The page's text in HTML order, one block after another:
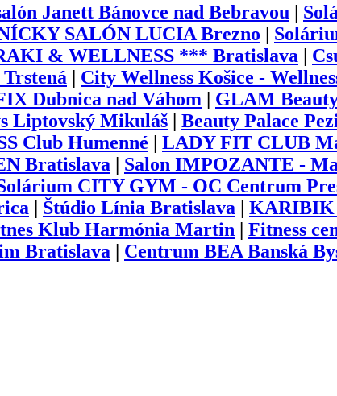
Janett Bánovce nad Bebravou |
SALÓN LUCIA Brezno |
& WELLNESS *** Bratislava |
| City Wellness Košice -
Dubnica nad Váhom | GLAM
Liptovský Mikuláš | Beauty Palace
Club Humenné | LADY FIT CLUB
Bratislava | Salon IMPOZANTE -
CITY GYM - OC Centrum
| Štúdio Línia Bratislava | KARIBIK
Klub Harmónia Martin | Fitness
Bratislava | Centrum BEA Banská